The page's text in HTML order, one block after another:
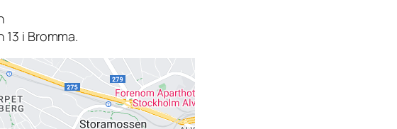
i Bromma.